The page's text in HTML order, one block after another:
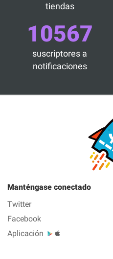
tiendas
10567
suscriptores a
notificaciones
Manténgase conectado
Twitter
Facebook
Aplicación